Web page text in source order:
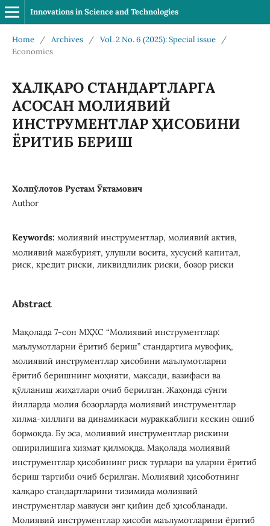
Innovations in Science and Technologies
Home / Archives / Vol. 2 No. 6 (2025): Special issue
/
Economics
ХАЛҚАРО СТАНДАРТЛАРГА
АСОСАН МОЛИЯВИЙ
ИНСТРУМЕНТЛАР ҲИСОБИНИ
ЁРИТИБ БЕРИШ
Холпўлотов Рустам Ўктамович
Author
Keywords: молиявий инструментлар, молиявий актив,
молиявий мажбурият, улушли восита, хусусий капитал,
риск, кредит риски, ликвидлилик риски, бозор риски
Abstract
Мақолада 7-сон МҲХС “Молиявий инструментлар:
маълумотларни ёритиб бериш” стандартига мувофиқ,
молиявий инструментлар ҳисобини маълумотларни
ёритиб беришнинг моҳияти, мақсади, вазифаси ва
қўлланиш жиҳатлари очиб берилган. Жаҳонда сўнги
йилларда молия бозорларда молиявий инструментлар
хилма-хиллиги ва динамикаси мураккаблиги кескин ошиб
бормоқда. Бу эса, молиявий инструментлар рискини
оширилишига хизмат қилмоқда. Мақолада молиявий
инструментлар ҳисобининг риск турлари ва уларни ёритиб
бериш тартиби очиб берилган. Молиявий ҳисоботнинг
халқаро стандартларини тизимида молиявий
инструментлар мавзуси энг қийин деб ҳисобланади.
Молиявий инструментлар ҳисоби маълумотларини ёритиб